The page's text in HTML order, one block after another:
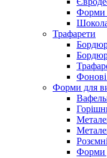
Форми
Трафарети
Форми для
Форми